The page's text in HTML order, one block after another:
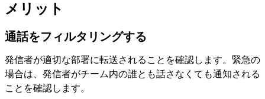
メリット
通話をフィルタリングする
発信者が適切な部署に転送されることを確認します。緊急の
場合は、発信者がチーム内の誰とも話さなくても通知される
ことを確認します。